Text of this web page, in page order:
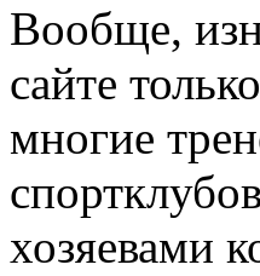
Вообще,
сайте
многие
хозяевами